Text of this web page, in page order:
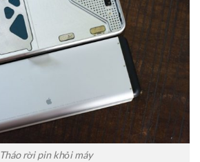
Tháo rời pin khỏi máy